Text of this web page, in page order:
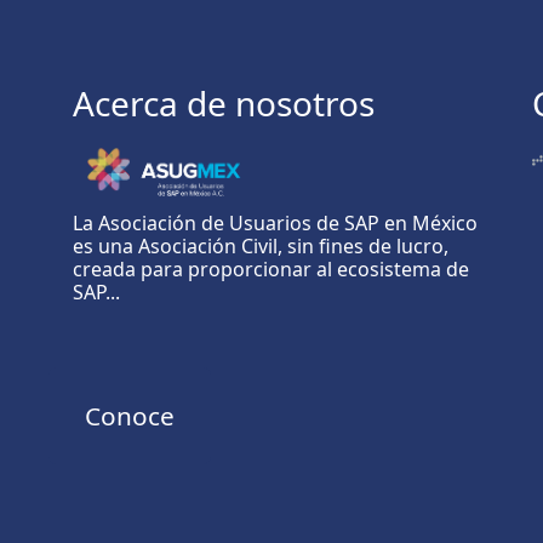
Acerca de nosotros
La Asociación de Usuarios de SAP en México
es una Asociación Civil, sin fines de lucro,
creada para proporcionar al ecosistema de
SAP...
Conoce